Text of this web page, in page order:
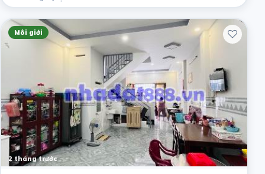
Môi giới
2 tháng trước